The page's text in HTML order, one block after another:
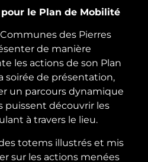
le Plan de Mobilité
des Pierres
de manière
les actions de son Plan
soirée de présentation,
un parcours dynamique
puissent découvrir les
à travers le lieu.
totems illustrés et mis
sur les actions menées